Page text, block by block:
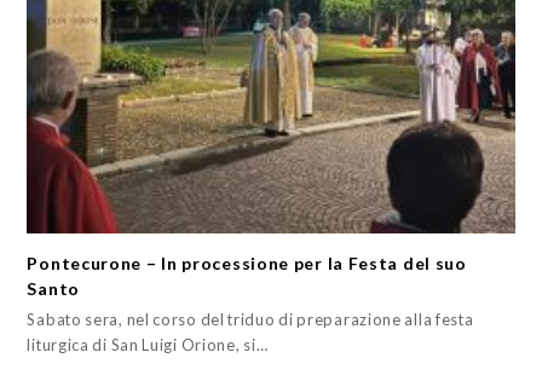
Pontecurone – In processione per la Festa del suo
Santo
Sabato sera, nel corso del triduo di preparazione alla festa
liturgica di San Luigi Orione, si…